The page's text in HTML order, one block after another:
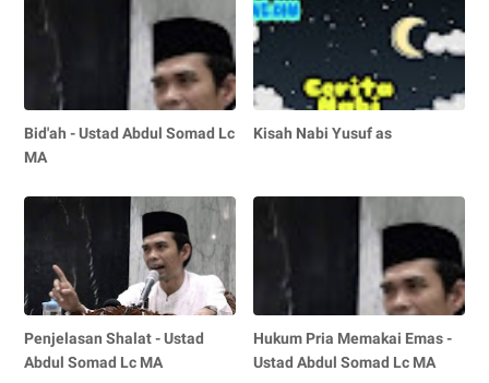
Bid'ah - Ustad Abdul Somad Lc
MA
Kisah Nabi Yusuf as
Penjelasan Shalat - Ustad
Abdul Somad Lc MA
Hukum Pria Memakai Emas -
Ustad Abdul Somad Lc MA